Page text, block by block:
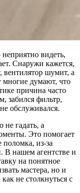
видеть,
Снаружи кажется,
вентилятор шумит, а
многие думают, что
причина часто
забился фильтр,
обслуживался.
не гадать, а
Это помогает
поломка, из-за
В нашем агентстве и
на понятное
мастера, но и
не столкнуться с